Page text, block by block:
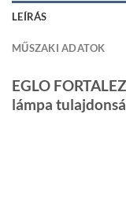
LEÍRÁS
MŰSZAKI ADATOK
EGLO
lámpa